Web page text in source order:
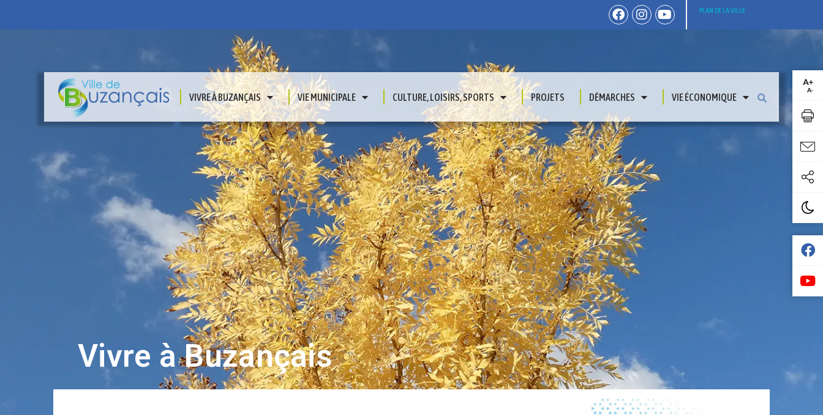
PLAN DE LA VILLE
VIVRE À BUZANÇAIS VIE MUNICIPALE CULTURE, LOISIRS, SPORTS PROJETS DÉMARCHES VIE ÉCONOMIQUE
Vivre à Buzançais